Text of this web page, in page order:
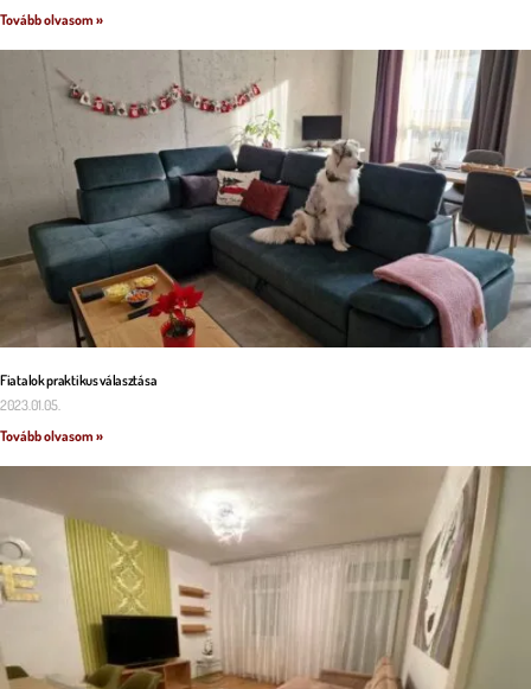
Tovább olvasom »
Fiatalok praktikus választása
2023.01.05.
Tovább olvasom »